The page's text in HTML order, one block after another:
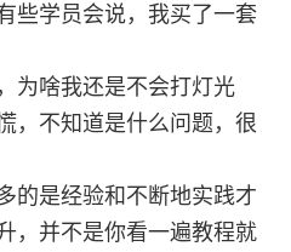
些学员会说，我买了一套
为啥我还是不会打灯光
，不知道是什么问题，很
的是经验和不断地实践才
，并不是你看一遍教程就